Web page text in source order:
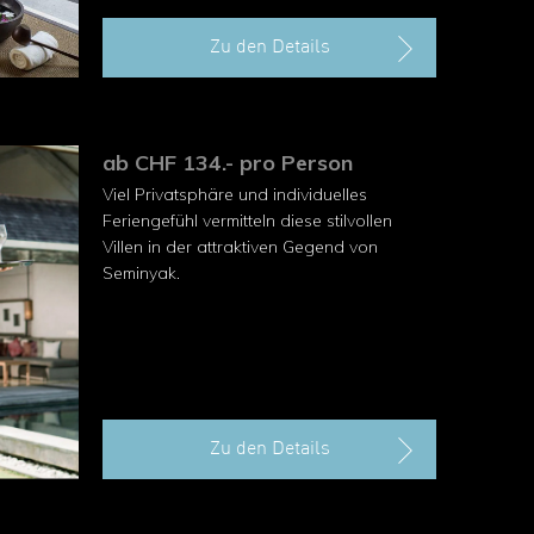
Zu den Details
ab CHF 134.- pro Person
Viel Privatsphäre und individuelles
Feriengefühl vermitteln diese stilvollen
Villen in der attraktiven Gegend von
Seminyak.
Zu den Details